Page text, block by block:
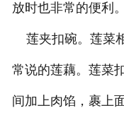
放时也非常的便利。
莲夹扣碗。莲菜
常说的莲藕。莲菜
间加上肉馅，裹上